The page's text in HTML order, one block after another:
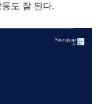
도 잘 된다.